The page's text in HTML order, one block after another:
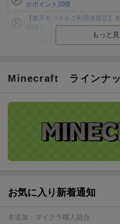
がポイント20倍
【楽天モバイルご利用者限定】
分け！
が当たる！
条件達成で楽天限定・宝塚歌劇
が当たる
Minecraft ラインナ
お気に入り新着通知
未追加： マイクラ職人組合